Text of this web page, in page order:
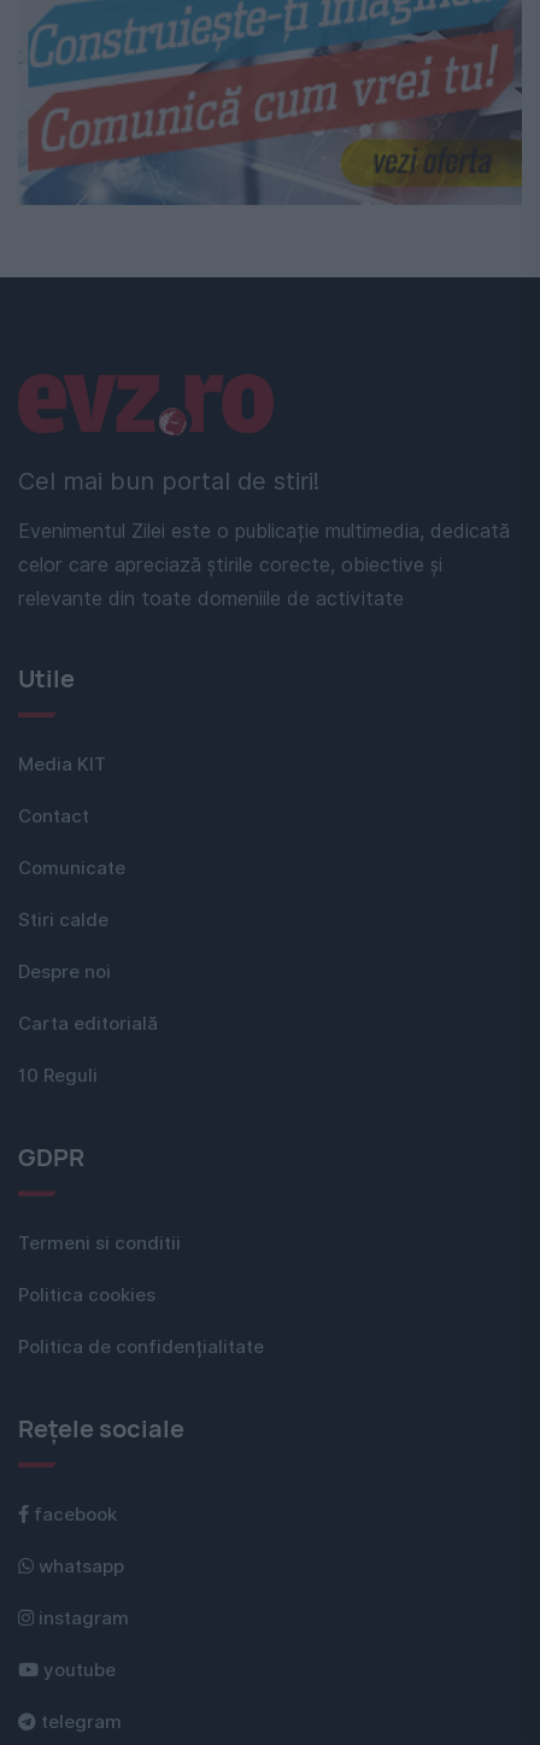
Cel mai bun portal de stiri!
Evenimentul Zilei este o publicație multimedia, dedicată
celor care apreciază știrile corecte, obiective și
relevante din toate domeniile de activitate
Linkuri utile
Utile
Media KIT
Contact
Comunicate
Stiri calde
Despre noi
Carta editorială
10 Reguli
GDPR
Termeni si conditii
Politica cookies
Politica de confidențialitate
Rețele sociale
facebook
whatsapp
instagram
youtube
telegram